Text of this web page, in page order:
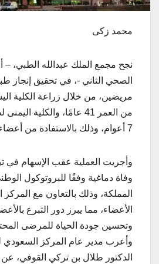
محمد زكى
نجح مجمع الملك عبدالله الطبي،
الصحي الثاني -، في تحقيق إنجاز
مريضين، من خلال زراعة الكلية
من العمر 41 عامًا، والكلية
7 أعوام، وذلك بالاستفادة من أعضاء حالة وفاة دماغية.
وأجريت العملية عقب الإسهام في
وفاة دماغية وفقًا للبروتوكول
المملكة، وذلك بالتعاون مع
الأعضاء، مما يبرز دور التبرع
وتحسين جودة الحياة للمرضى
وأعرب مدير عام المركز السعودي
الدكتور طلال بن تركي القوفي،